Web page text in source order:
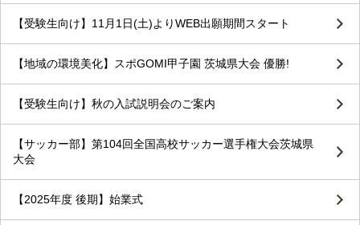
【受験生向け】11月1日(土)よりWEB出願期間スタート
【地域の環境美化】スポGOMI甲子園 茨城県大会 優勝!
【受験生向け】秋の入試説明会のご案内
【サッカー部】第104回全国高校サッカー選手権大会茨城県
大会
【2025年度 後期】始業式